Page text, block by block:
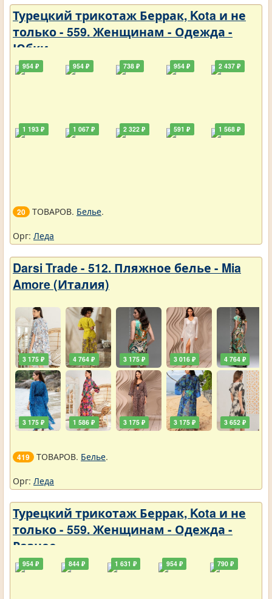
Турецкий трикотаж Беррак, Kota и не
только - 559. Женщинам - Одежда -
Юбки
954 ₽
1 193 ₽
954 ₽
1 067 ₽
738 ₽
2 322 ₽
954 ₽
591 ₽
2 437 ₽
1 568 ₽
20 ТОВАРОВ. Белье.
Орг: Леда
Darsi Trade - 512. Пляжное белье - Mia
Amore (Италия)
3 175 ₽
3 175 ₽
4 764 ₽
1 586 ₽
3 175 ₽
3 175 ₽
3 016 ₽
3 175 ₽
4 764 ₽
3 652 ₽
419 ТОВАРОВ. Белье.
Орг: Леда
Турецкий трикотаж Беррак, Kota и не
только - 559. Женщинам - Одежда -
Разное
954 ₽ 844 ₽ 1 631 ₽ 954 ₽ 790 ₽